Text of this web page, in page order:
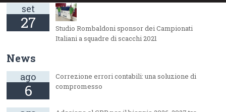
set
27
Studio Rombaldoni sponsor dei Campionati
Italiani a squadre di scacchi 2021
News
ago
6
Correzione errori contabili: una soluzione di
compromesso